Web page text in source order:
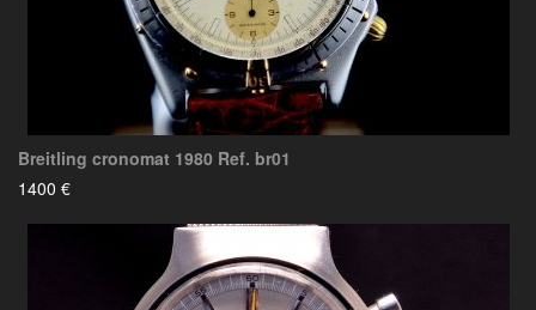
Breitling cronomat 1980 Ref. br01
1400 €